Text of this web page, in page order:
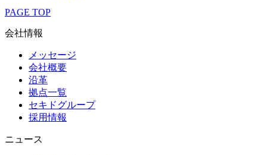
PAGE TOP
会社情報
メッセージ
会社概要
沿革
拠点一覧
セキドグループ
採用情報
ニュース